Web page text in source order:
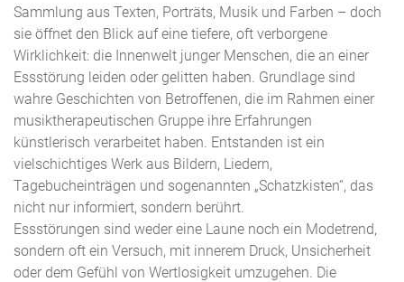
Sammlung aus Texten, Porträts, Musik und Farben – doch
sie öffnet den Blick auf eine tiefere, oft verborgene
Wirklichkeit: die Innenwelt junger Menschen, die an einer
Essstörung leiden oder gelitten haben. Grundlage sind
wahre Geschichten von Betroffenen, die im Rahmen einer
musiktherapeutischen Gruppe ihre Erfahrungen
künstlerisch verarbeitet haben. Entstanden ist ein
vielschichtiges Werk aus Bildern, Liedern,
Tagebucheinträgen und sogenannten „Schatzkisten“, das
nicht nur informiert, sondern berührt.
Essstörungen sind weder eine Laune noch ein Modetrend,
sondern oft ein Versuch, mit innerem Druck, Unsicherheit
oder dem Gefühl von Wertlosigkeit umzugehen. Die